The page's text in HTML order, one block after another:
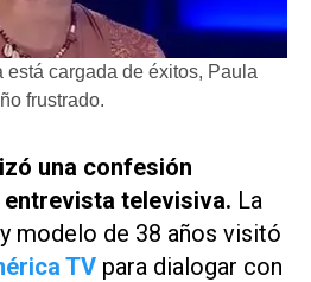
está cargada de éxitos, Paula
frustrado.
una confesión
entrevista televisiva. La
modelo de 38 años visitó
TV para dialogar con